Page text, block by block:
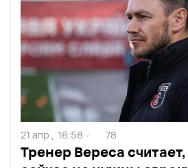
Тренер Вереса
21 апр , 16:58 / 78